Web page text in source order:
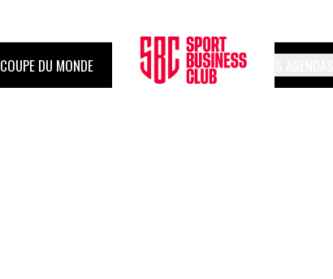
COUPE DU MONDE